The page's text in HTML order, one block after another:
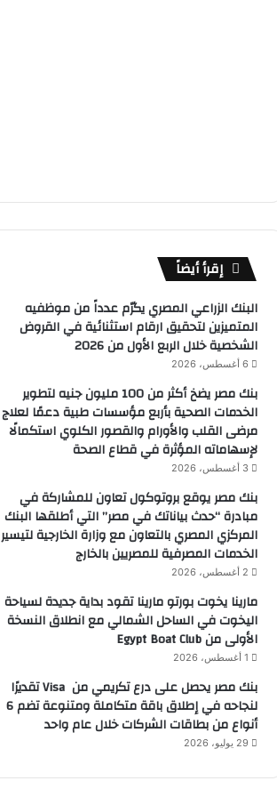
إقرأ أيضاً
البنك الزراعي المصري يكرّم عدداً من موظفيه
المتميزين لتحقيق ارقام استثنائية في القروض
الشخصية خلال الربع الأول من 2026
6 أغسطس، 2026
بنك مصر يضخ أكثر من 100 مليون جنيه لتطوير
الخدمات الصحية بأربع مؤسسات طبية دعمًا لعلاج
مرضى القلب والأورام والقصور الكلوي استكمالًا
لإسهاماته المؤثرة في قطاع الصحة
3 أغسطس، 2026
بنك مصر يوقع بروتوكول تعاون للمشاركة في
مبادرة “حدث بياناتك في مصر” التي أطلقها البنك
المركزي المصري بالتعاون مع وزارة الخارجية لتيسير
الخدمات المصرفية للمصريين بالخارج
2 أغسطس، 2026
مارينا يخوت بورتو مارينا تقود بداية جديدة لسياحة
اليخوت في الساحل الشمالي مع انطلاق النسخة
الأولى من Egypt Boat Club
1 أغسطس، 2026
بنك مصر يحصل على درع تكريمي من Visa تقديرًا
لنجاحه في إطلاق باقة متكاملة ومتنوعة تضم 6
أنواع من بطاقات الشركات خلال عام واحد
29 يوليو، 2026